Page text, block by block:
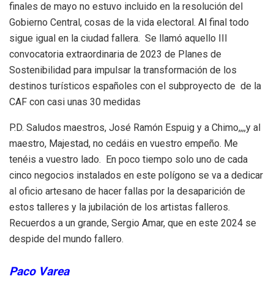
finales de mayo no estuvo incluido en la resolución del
Gobierno Central, cosas de la vida electoral. Al final todo
sigue igual en la ciudad fallera. Se llamó aquello III
convocatoria extraordinaria de 2023 de Planes de
Sostenibilidad para impulsar la transformación de los
destinos turísticos españoles con el subproyecto de de la
CAF con casi unas 30 medidas
P.D. Saludos maestros, José Ramón Espuig y a Chimo,,,,y al
maestro, Majestad, no cedáis en vuestro empeño. Me
tenéis a vuestro lado. En poco tiempo solo uno de cada
cinco negocios instalados en este polígono se va a dedicar
al oficio artesano de hacer fallas por la desaparición de
estos talleres y la jubilación de los artistas falleros.
Recuerdos a un grande, Sergio Amar, que en este 2024 se
despide del mundo fallero.
Paco Varea